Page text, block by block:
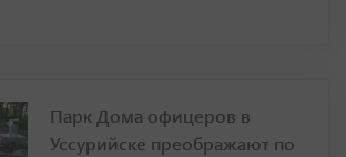
Парк Дома офицеров в
Уссурийске преображают по